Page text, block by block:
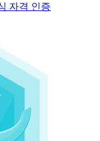
자격 인증